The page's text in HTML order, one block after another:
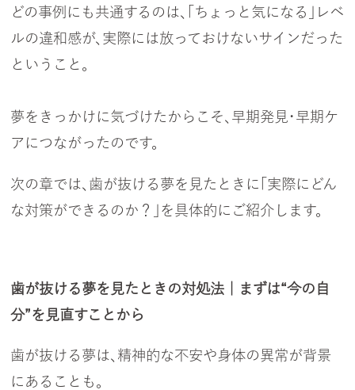
どの事例にも共通するのは、「ちょっと気になる」レベ
ルの違和感が、実際には放っておけないサインだった
ということ。
夢をきっかけに気づけたからこそ、早期発見・早期ケ
アにつながったのです。
次の章では、歯が抜ける夢を見たときに「実際にどん
な対策ができるのか？」を具体的にご紹介します。
歯が抜ける夢を見たときの対処法｜まずは“今の自
分”を見直すことから
歯が抜ける夢は、精神的な不安や身体の異常が背景
にあることも。